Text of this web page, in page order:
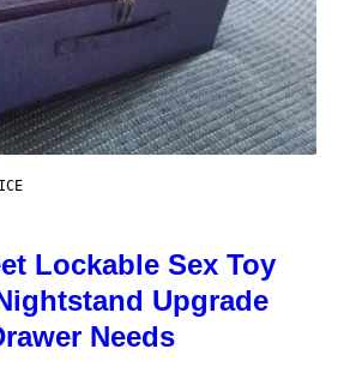
Lockable Sex Toy
Upgrade
Needs